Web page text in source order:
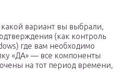
вариант вы выбрали,
(как контроль
где вам необходимо
«ДА» — все компоненты
на тот период времени,